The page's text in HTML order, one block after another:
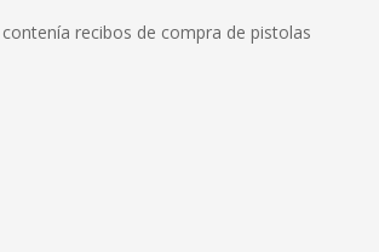
recibos de compra de pistolas